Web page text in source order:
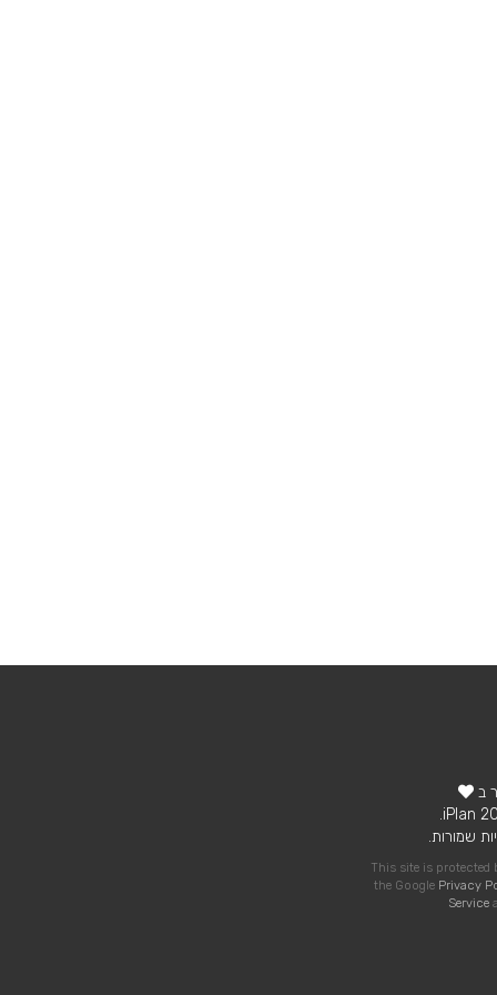
ב
שמורות.
This site is protected
the Google Privacy
Service